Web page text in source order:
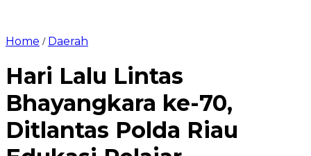
Home / Daerah
Hari Lalu Lintas
Bhayangkara ke-70,
Ditlantas Polda Riau